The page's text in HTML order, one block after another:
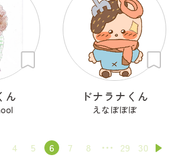
ん ドナラナくん
えなぼぼぼ
4 5 6 7 8 29 30